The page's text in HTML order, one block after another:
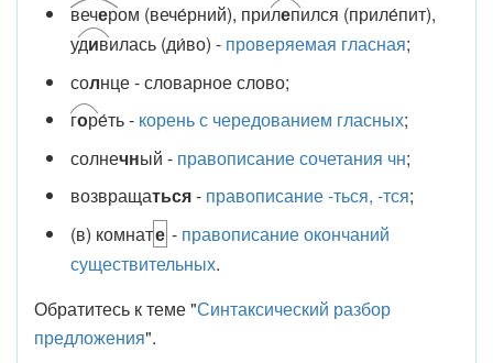
вечером (вече́рний), прилепился (приле́пит),
удивилась (ди́во) - проверяемая гласная;
солнце - словарное слово;
горе́ть - корень с чередованием гласных;
солнечный - правописание сочетания чн;
возвращаться- правописание -ться, -тся;
(в) комнате - правописание окончаний
существительных.
Обратитесь к теме "Синтаксический разбор
предложения".